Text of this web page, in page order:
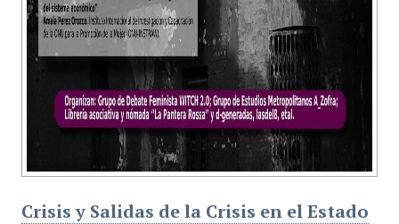
Crisis y Salidas de la Crisis en el Estado